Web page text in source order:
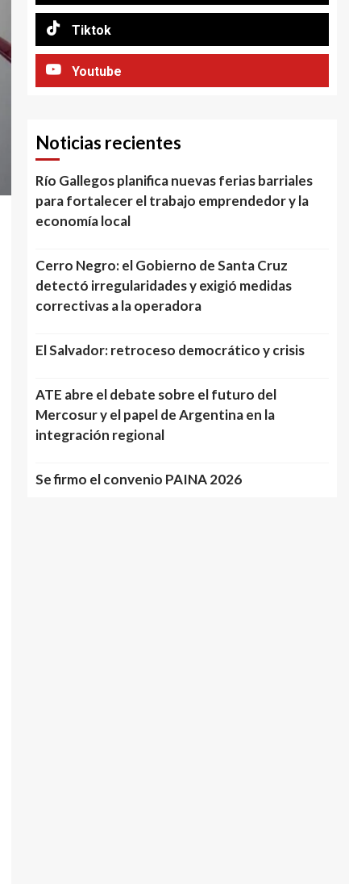
Tiktok
Youtube
Noticias recientes
Río Gallegos planifica nuevas ferias barriales
para fortalecer el trabajo emprendedor y la
economía local
Cerro Negro: el Gobierno de Santa Cruz
detectó irregularidades y exigió medidas
correctivas a la operadora
El Salvador: retroceso democrático y crisis
ATE abre el debate sobre el futuro del
Mercosur y el papel de Argentina en la
integración regional
Se firmo el convenio PAINA 2026